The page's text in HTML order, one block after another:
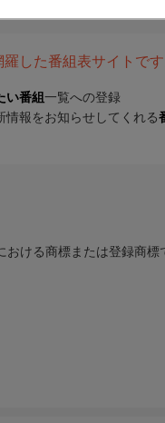
した番組表サイトです
い番組一覧への登録
情報をお知らせしてくれる
ける商標または登録商標